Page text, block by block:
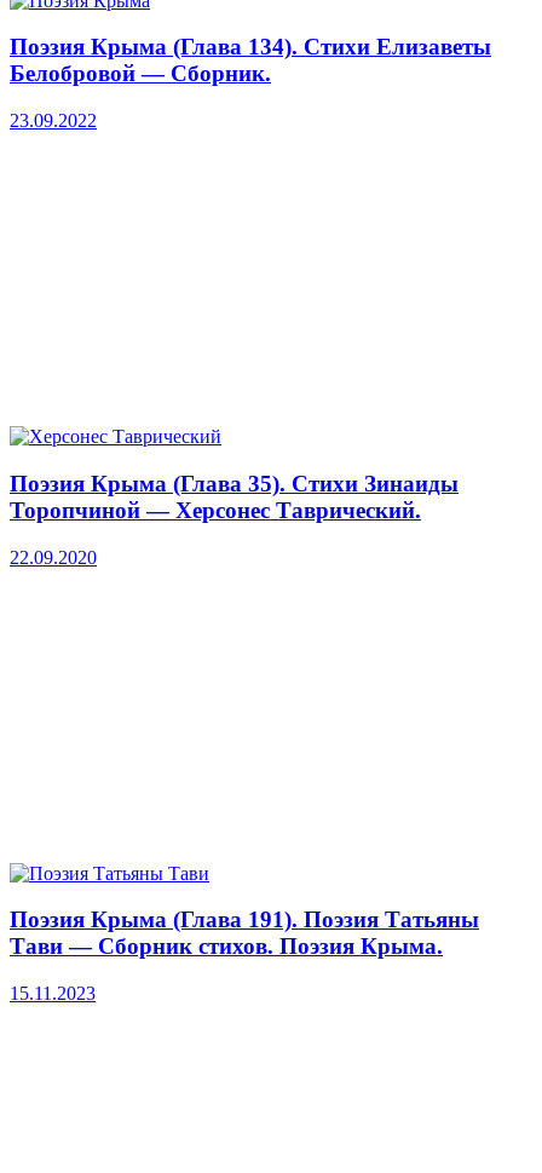
Поэзия Крыма (Глава 134). Стихи Елизаветы
Белобровой — Сборник.
23.09.2022
Поэзия Крыма (Глава 35). Стихи Зинаиды
Торопчиной — Херсонес Таврический.
22.09.2020
Поэзия Крыма (Глава 191). Поэзия Татьяны
Тави — Сборник стихов. Поэзия Крыма.
15.11.2023